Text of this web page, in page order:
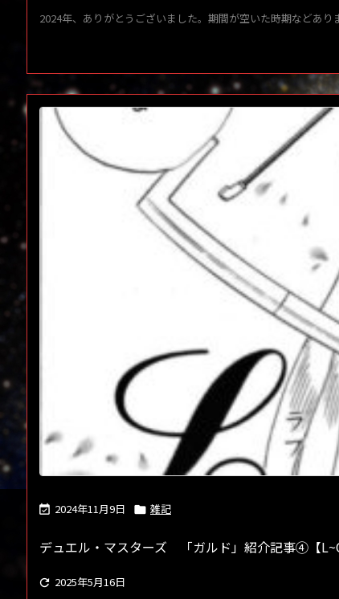
2024年、ありがとうございました。期間が空いた時期などあり
 2024年11月9日  雑記
デュエル・マスターズ 「ガルド」紹介記事④【
 2025年5月16日